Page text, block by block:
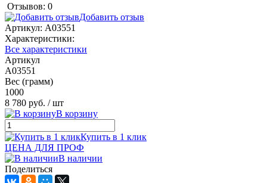
Отзывов: 0
Добавить отзыв
Артикул: A03551
Характеристики:
Все характеристики
Артикул
A03551
Вес (грамм)
1000
8 780 руб. / шт
В корзину
Купить в 1 клик
ЦЕНА ДЛЯ ПРОФ
В наличии
Поделиться